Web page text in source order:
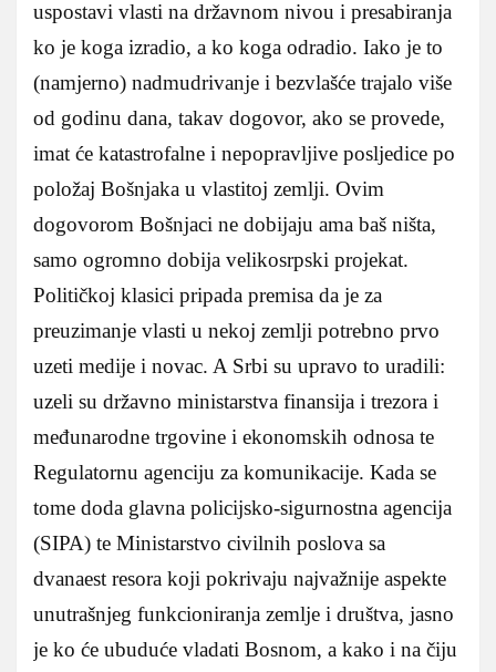
uspostavi vlasti na državnom nivou i presabiranja
ko je koga izradio, a ko koga odradio. Iako je to
(namjerno) nadmudrivanje i bezvlašće trajalo više
od godinu dana, takav dogovor, ako se provede,
imat će katastrofalne i nepopravljive posljedice po
položaj Bošnjaka u vlastitoj zemlji. Ovim
dogovorom Bošnjaci ne dobijaju ama baš ništa,
samo ogromno dobija velikosrpski projekat.
Političkoj klasici pripada premisa da je za
preuzimanje vlasti u nekoj zemlji potrebno prvo
uzeti medije i novac. A Srbi su upravo to uradili:
uzeli su državno ministarstva finansija i trezora i
međunarodne trgovine i ekonomskih odnosa te
Regulatornu agenciju za komunikacije. Kada se
tome doda glavna policijsko-sigurnostna agencija
(SIPA) te Ministarstvo civilnih poslova sa
dvanaest resora koji pokrivaju najvažnije aspekte
unutrašnjeg funkcioniranja zemlje i društva, jasno
je ko će ubuduće vladati Bosnom, a kako i na čiju